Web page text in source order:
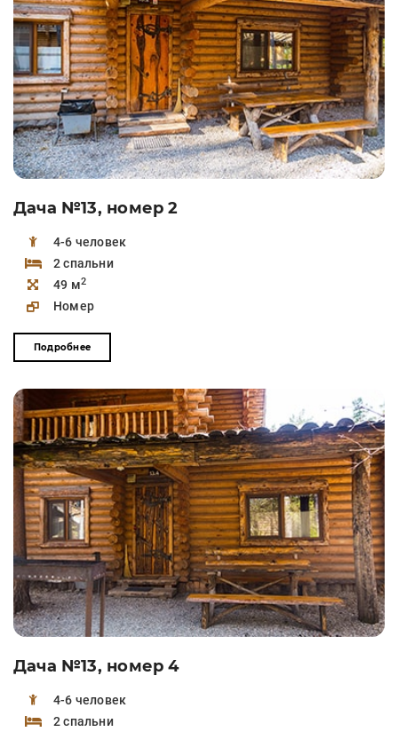
Дача №13, номер 2
4-6 человек
2 спальни
49 м2
Номер
Подробнее
Дача №13, номер 4
4-6 человек
2 спальни